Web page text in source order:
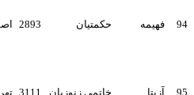
حکمتیان 2893 اصفهان
خاتمی زنوزیان 3111 تهران